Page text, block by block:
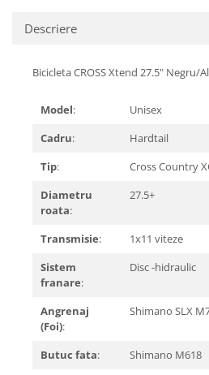
Descriere
Bicicleta CROSS Xtend 27.5" Negru/
Model:
Unisex
Cadru:
Hardtail
Tip:
Cross Country
Diametru
roata:
27.5+
Transmisie:
1x11 viteze
Sistem
franare:
Disc -hidraulic
Angrenaj
(Foi):
Shimano SLX
Butuc fata:
Shimano M618